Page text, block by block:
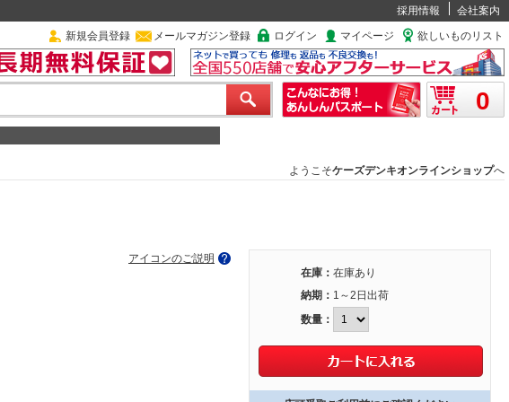
採用情報
会社案内
新規会員登録 メールマガジン登録 ログイン マイページ 欲しいものリスト
0
ようこそケーズデンキオンラインショップへ
アイコンのご説明
在庫： 在庫あり
納期： 1～2日出荷
数量：